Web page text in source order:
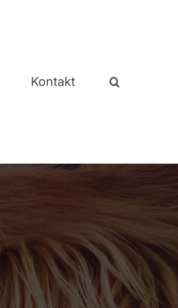
Kontakt